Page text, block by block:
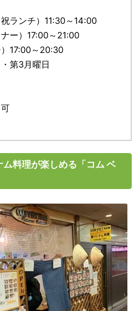
祝ランチ）11:30～14:00
ナー）17:00～21:00
）17:00～20:30
・第3月曜日
可
料理が楽しめる「コム ベ